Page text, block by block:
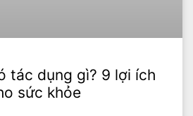
tác dụng gì? 9 lợi ích
sức khỏe